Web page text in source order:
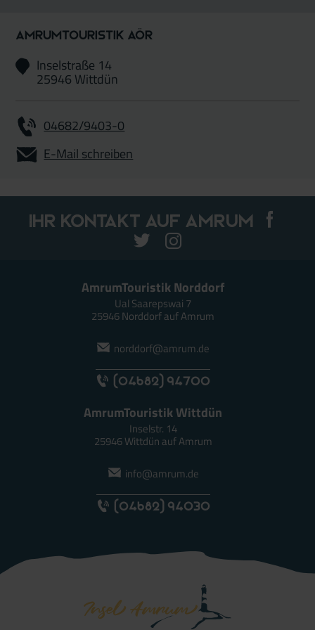
AmrumTouristik AöR
Inselstraße 14
25946 Wittdün
04682/9403-0
E-Mail schreiben
Ihr Kontakt auf Amrum
AmrumTouristik Norddorf
Ual Saarepswai 7
25946 Norddorf auf Amrum
norddorf@amrum.de
(04682) 94700
AmrumTouristik Wittdün
Inselstr. 14
25946 Wittdün auf Amrum
info@amrum.de
(04682) 94030